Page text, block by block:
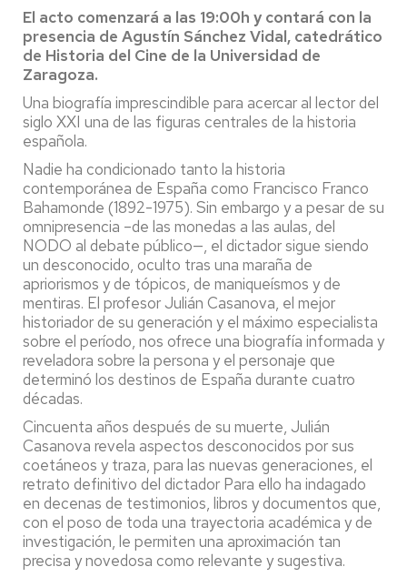
El acto comenzará a las 19:00h y contará con la
presencia de Agustín Sánchez Vidal, catedrático
de Historia del Cine de la Universidad de
Zaragoza.
Una biografía imprescindible para acercar al lector del
siglo XXI una de las figuras centrales de la historia
española.
Nadie ha condicionado tanto la historia
contemporánea de España como Francisco Franco
Bahamonde (1892-1975). Sin embargo y a pesar de su
omnipresencia –de las monedas a las aulas, del
NODO al debate público—, el dictador sigue siendo
un desconocido, oculto tras una maraña de
apriorismos y de tópicos, de maniqueísmos y de
mentiras. El profesor Julián Casanova, el mejor
historiador de su generación y el máximo especialista
sobre el período, nos ofrece una biografía informada y
reveladora sobre la persona y el personaje que
determinó los destinos de España durante cuatro
décadas.
Cincuenta años después de su muerte, Julián
Casanova revela aspectos desconocidos por sus
coetáneos y traza, para las nuevas generaciones, el
retrato definitivo del dictador Para ello ha indagado
en decenas de testimonios, libros y documentos que,
con el poso de toda una trayectoria académica y de
investigación, le permiten una aproximación tan
precisa y novedosa como relevante y sugestiva.